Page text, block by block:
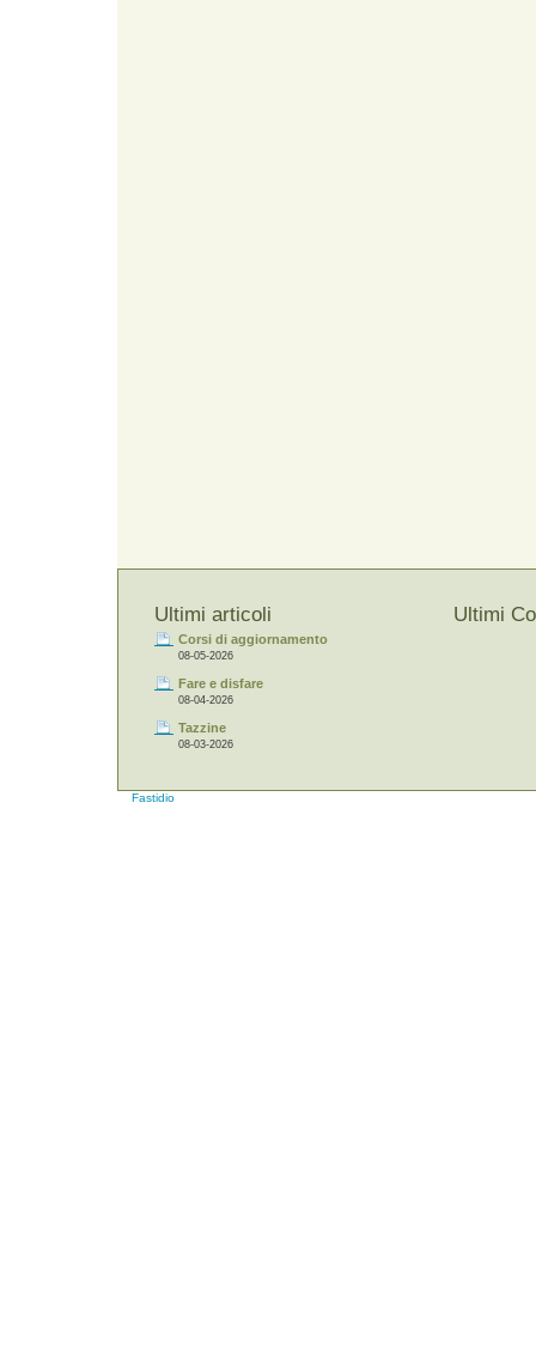
Ultimi articoli
Corsi di aggiornamento
08-05-2026
Fare e disfare
08-04-2026
Tazzine
08-03-2026
Ultimi
Fastidio